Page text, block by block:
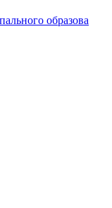
образова